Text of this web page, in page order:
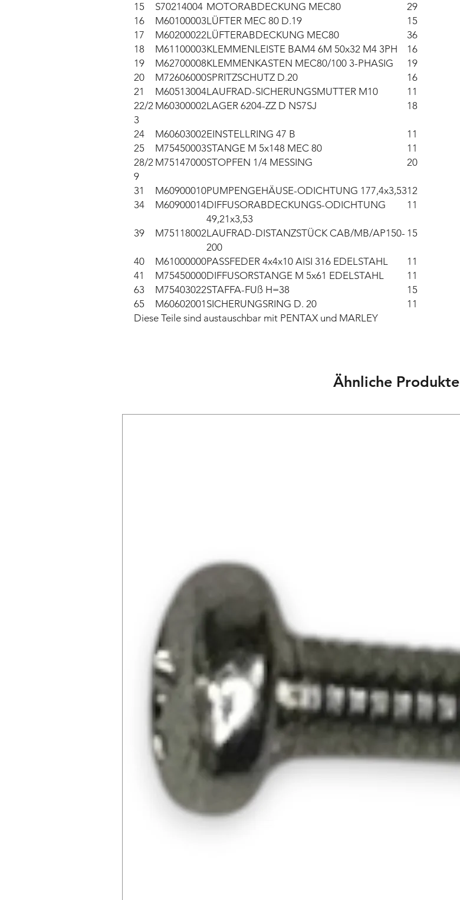
15 S70214004 MOTORABDECKUNG MEC80
29
16
M60100003LÜFTER MEC 80 D.19
15
17
M60200022LÜFTERABDECKUNG MEC80
36
18
M61100003KLEMMENLEISTE BAM4 6M 50x32 M4 3PH
16
19
M62700008KLEMMENKASTEN MEC80/100 3-PHASIG
19
20
M72606000SPRITZSCHUTZ D.20
16
21
M60513004LAUFRAD-SICHERUNGSMUTTER M10
11
22/2
3
M60300002LAGER 6204-ZZ D NS7SJ 18
24 M60603002EINSTELLRING 47 B
11
25
M75450003STANGE M 5x148 MEC 80
11
28/2
9
M75147000STOPFEN 1/4 MESSING 20
31 M60900010PUMPENGEHÄUSE-ODICHTUNG 177,4x3,5312
34
M60900014DIFFUSORABDECKUNGS-ODICHTUNG
49,21x3,53
11
39 M75118002LAUFRAD-DISTANZSTÜCK CAB/MB/AP150-
200
15
40 M61000000PASSFEDER 4x4x10 AISI 316 EDELSTAHL
11
41
M75450000DIFFUSORSTANGE M 5x61 EDELSTAHL
11
63
M75403022STAFFA-FUß H=38
15
65
M60602001 SICHERUNGSRING D. 20
11
Diese Teile sind austauschbar mit PENTAX und MARLEY
Ähnliche Produkte